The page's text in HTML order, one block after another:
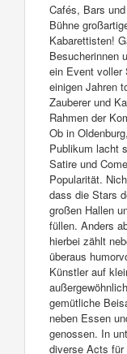
Cafés, Bars
Bühne
Kabarettisten!
Besucherinnen
ein Event voller
einigen Jahren
Zauberer und
Rahmen der
Ob in
Publikum lacht
Satire und
Popularität.
dass die Stars
großen Hallen
füllen. Anders
hierbei zählt
überaus
Künstler auf
gemütliche
neben Essen
genossen. In
diverse Acts für